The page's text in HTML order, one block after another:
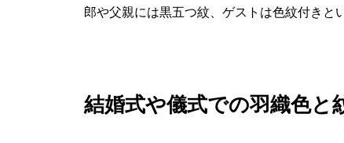
郎や父親には黒五つ紋、ゲストは色紋付きと
結婚式や儀式での羽織色と